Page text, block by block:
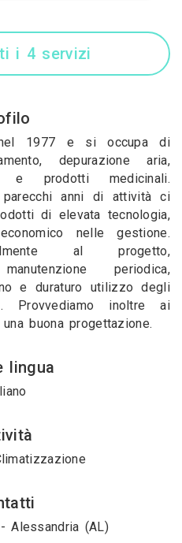
i 4 servizi
1977 e si occupa di
depurazione aria,
e prodotti medicinali.
anni di attività ci
di elevata tecnologia,
nelle gestione.
al progetto,
periodica,
e duraturo utilizzo degli
Provvediamo inoltre ai
buona progettazione.
lingua
Alessandria (AL)